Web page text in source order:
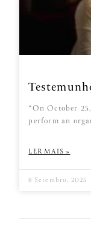
“On October
perform an
LER MAIS »
8 Setembro, 2025